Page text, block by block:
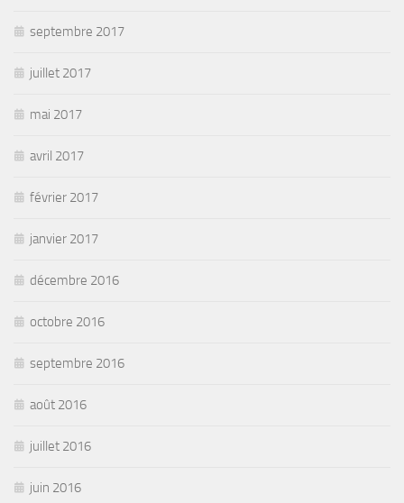
septembre 2017
juillet 2017
mai 2017
avril 2017
février 2017
janvier 2017
décembre 2016
octobre 2016
septembre 2016
août 2016
juillet 2016
juin 2016